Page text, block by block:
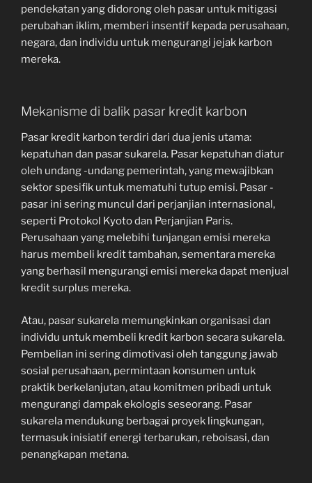
pendekatan yang didorong oleh pasar untuk mitigasi
perubahan iklim, memberi insentif kepada perusahaan,
negara, dan individu untuk mengurangi jejak karbon
mereka.
Mekanisme di balik pasar kredit karbon
Pasar kredit karbon terdiri dari dua jenis utama:
kepatuhan dan pasar sukarela. Pasar kepatuhan diatur
oleh undang -undang pemerintah, yang mewajibkan
sektor spesifik untuk mematuhi tutup emisi. Pasar -
pasar ini sering muncul dari perjanjian internasional,
seperti Protokol Kyoto dan Perjanjian Paris.
Perusahaan yang melebihi tunjangan emisi mereka
harus membeli kredit tambahan, sementara mereka
yang berhasil mengurangi emisi mereka dapat menjual
kredit surplus mereka.
Atau, pasar sukarela memungkinkan organisasi dan
individu untuk membeli kredit karbon secara sukarela.
Pembelian ini sering dimotivasi oleh tanggung jawab
sosial perusahaan, permintaan konsumen untuk
praktik berkelanjutan, atau komitmen pribadi untuk
mengurangi dampak ekologis seseorang. Pasar
sukarela mendukung berbagai proyek lingkungan,
termasuk inisiatif energi terbarukan, reboisasi, dan
penangkapan metana.